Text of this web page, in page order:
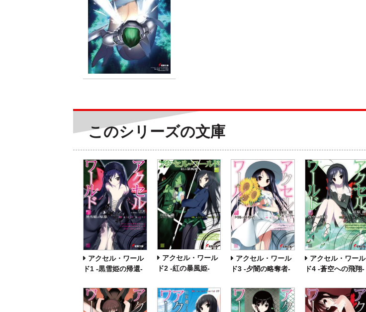
このシリーズの文庫
アクセル・ワール
ド1 ‐黒雪姫の帰還‐
アクセル・ワール
ド2 ‐紅の暴風姫‐
アクセル・ワール
ド3 ‐夕闇の略奪者‐
アクセル・ワール
ド4 ‐蒼空への飛翔‐